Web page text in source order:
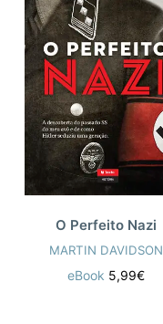
O Perfeito Nazi
MARTIN DAVIDSON
eBook 5,99€